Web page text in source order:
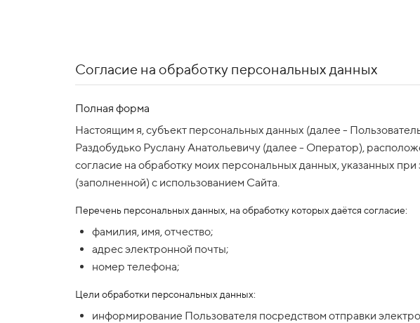
Согласие на обработку персональных данных
Полная форма
Настоящим я, субъект персональных данных (далее -
Раздобудько Руслану Анатольевичу (далее - Оператор),
согласие на обработку моих персональных данных, указанных
(заполненной) с использованием Сайта.
Перечень персональных данных, на обработку которых даётся согласие:
фамилия, имя, отчество;
адрес электронной почты;
номер телефона;
Цели обработки персональных данных:
информирование Пользователя посредством отправки